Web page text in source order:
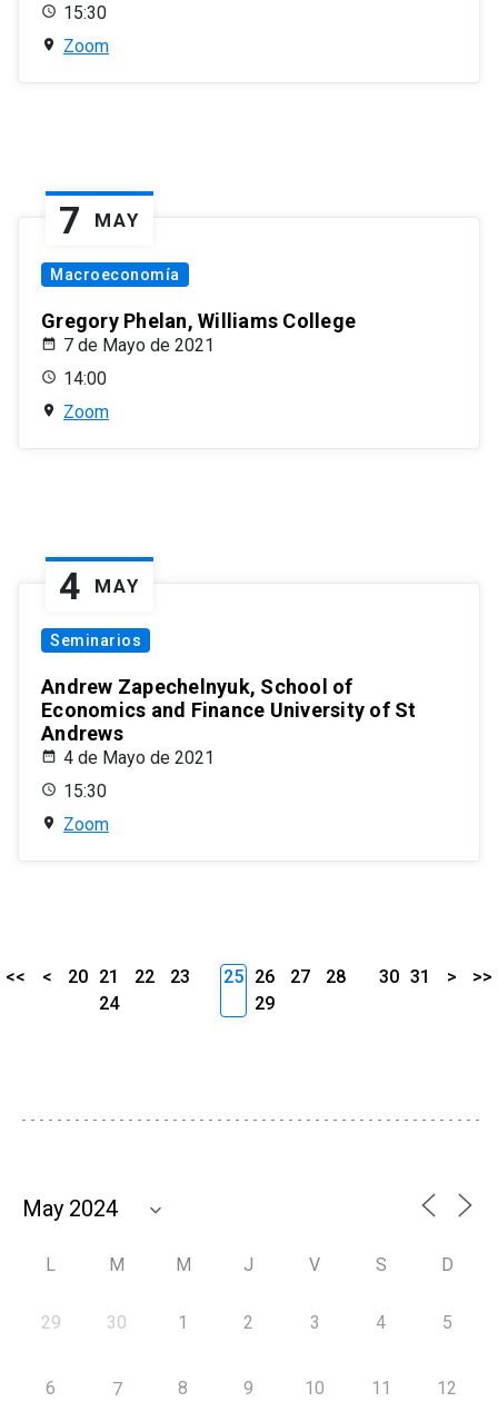
15:30
Zoom
7 MAY
Macroeconomía
Gregory Phelan, Williams College
7 de Mayo de 2021
14:00
Zoom
4 MAY
Seminarios
Andrew Zapechelnyuk, School of
Economics and Finance University of St
Andrews
4 de Mayo de 2021
15:30
Zoom
<< < 20 21 22
23
24
25 26 27
28
29
30 31 > >>
L M M J V S D
29 30 1 2 3 4 5
6 7 8 9 10 11 12